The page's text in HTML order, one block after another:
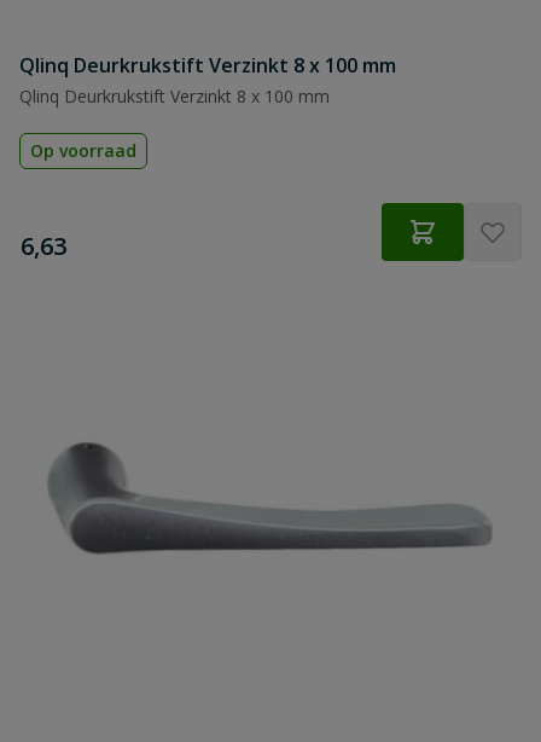
Qlinq Deurkrukstift Verzinkt 8 x 100 mm
Qlinq Deurkrukstift Verzinkt 8 x 100 mm
Op voorraad
€
6,63